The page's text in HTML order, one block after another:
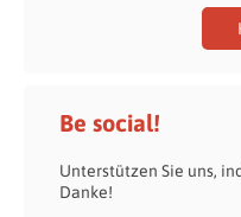
Be social!
Unterstützen Sie uns,
Danke!